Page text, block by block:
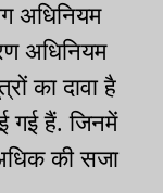
अधिनियम
अधिनियम
का दावा है
गई हैं. जिनमें
की सजा